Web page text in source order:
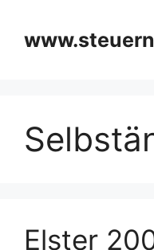
springen
Elster